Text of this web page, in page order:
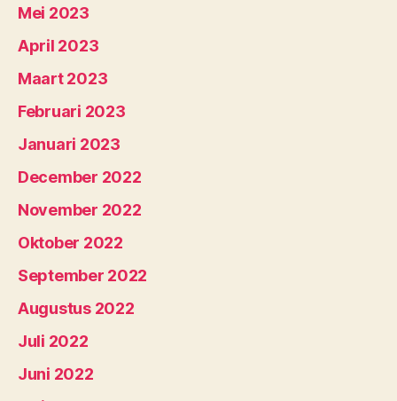
Mei 2023
April 2023
Maart 2023
Februari 2023
Januari 2023
December 2022
November 2022
Oktober 2022
September 2022
Augustus 2022
Juli 2022
Juni 2022